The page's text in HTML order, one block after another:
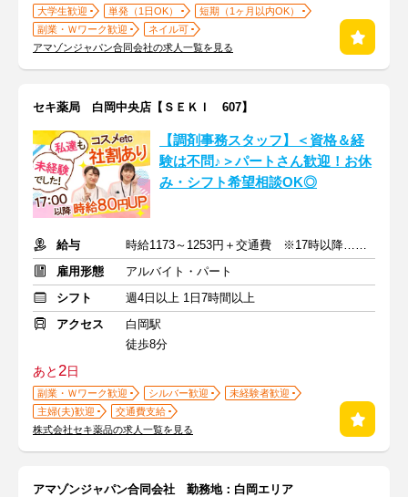
大学生歓迎 単発（1日OK）
短期（1ヶ月以内OK）
副業・Ｗワーク歓迎
ネイル可
アマゾンジャパン合同会社の求人一覧を見る
セキ薬局 白岡中央店【ＳＥＫＩ 607】
【調剤事務スタッフ】＜資格＆経
験は不問♪＞パートさん歓迎！お休
み・シフト希望相談OK◎
給与
時給1173～1253円＋交通費 ※17時以降…時給80円UP
雇用形態
アルバイト・パート
シフト
週4日以上 1日7時間以上
アクセス
白岡駅
徒歩8分
あと2日
副業・Ｗワーク歓迎 シルバー歓迎
未経験者歓迎
主婦(夫)歓迎
交通費支給
株式会社セキ薬品の求人一覧を見る
アマゾンジャパン合同会社 勤務地：白岡エリア